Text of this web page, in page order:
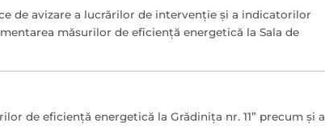
de avizare a lucrărilor de intervenţie şi a indicatorilor
măsurilor de eficienţă energetică la Sala de
de eficienţă energetică la Grădiniţa nr. 11” precum şi a